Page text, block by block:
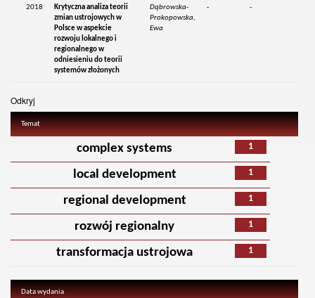
2018
Krytyczna analiza teorii
zmian ustrojowych w
Polsce w aspekcie
rozwoju lokalnego i
regionalnego w
odniesieniu do teorii
systemów złożonych
Dąbrowska-
Prokopowska,
Ewa
- -
Odkryj
Temat
1
complex systems
1
local development
1
regional development
1
rozwój regionalny
1
transformacja ustrojowa
Data wydania